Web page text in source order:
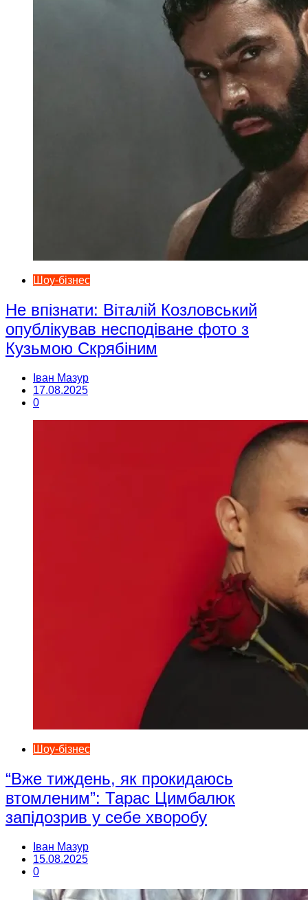
Шоу-бізнес
Не впізнати: Віталій Козловський
опублікував несподіване фото з
Кузьмою Скрябіним
Іван Мазур
17.08.2025
0
Шоу-бізнес
“Вже тиждень, як прокидаюсь
втомленим”: Тарас Цимбалюк
запідозрив у себе хворобу
Іван Мазур
15.08.2025
0